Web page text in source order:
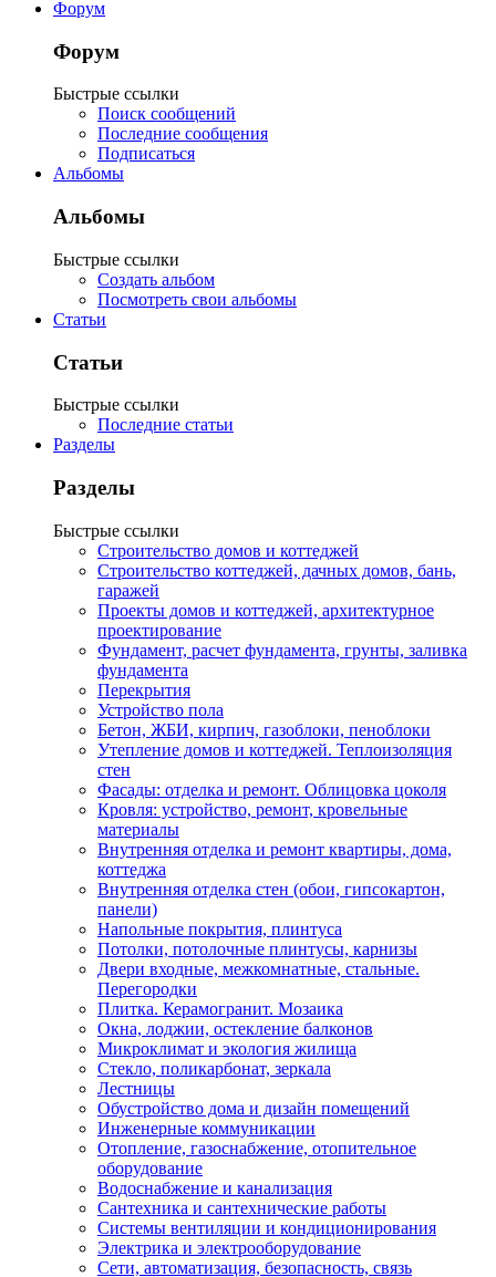
Форум
Форум
Быстрые ссылки
Поиск сообщений
Последние сообщения
Подписаться
Альбомы
Альбомы
Быстрые ссылки
Создать альбом
Посмотреть свои альбомы
Статьи
Статьи
Быстрые ссылки
Последние статьи
Разделы
Разделы
Быстрые ссылки
Строительство домов и коттеджей
Строительство коттеджей, дачных домов, бань,
гаражей
Проекты домов и коттеджей, архитектурное
проектирование
Фундамент, расчет фундамента, грунты, заливка
фундамента
Перекрытия
Устройство пола
Бетон, ЖБИ, кирпич, газоблоки, пеноблоки
Утепление домов и коттеджей. Теплоизоляция
стен
Фасады: отделка и ремонт. Облицовка цоколя
Кровля: устройство, ремонт, кровельные
материалы
Внутренняя отделка и ремонт квартиры, дома,
коттеджа
Внутренняя отделка стен (обои, гипсокартон,
панели)
Напольные покрытия, плинтуса
Потолки, потолочные плинтусы, карнизы
Двери входные, межкомнатные, стальные.
Перегородки
Плитка. Керамогранит. Мозаика
Окна, лоджии, остекление балконов
Микроклимат и экология жилища
Стекло, поликарбонат, зеркала
Лестницы
Обустройство дома и дизайн помещений
Инженерные коммуникации
Отопление, газоснабжение, отопительное
оборудование
Водоснабжение и канализация
Сантехника и сантехнические работы
Системы вентиляции и кондиционирования
Электрика и электрооборудование
Сети, автоматизация, безопасность, связь